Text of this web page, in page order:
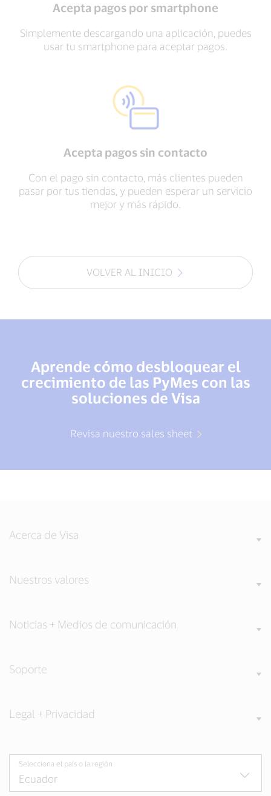
Acepta pagos por smartphone
Simplemente descargando una aplicación, puedes
usar tu smartphone para aceptar pagos.
Acepta pagos sin contacto
Con el pago sin contacto, más clientes pueden
pasar por tus tiendas, y pueden esperar un servicio
mejor y más rápido.
VOLVER AL INICIO
Aprende cómo desbloquear el
crecimiento de las PyMes con las
soluciones de Visa
Revisa nuestro sales sheet
Acerca de Visa
Nuestros valores
Noticias + Medios de comunicación
Soporte
Legal + Privacidad
Selecciona el país o la región